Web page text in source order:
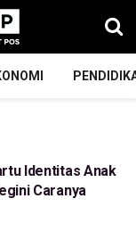
Identitas Anak
Caranya